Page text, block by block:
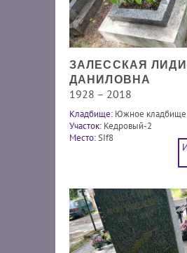
ЗАЛЕССКАЯ
ДАНИЛОВНА
1928 – 2018
Кладбище: Южное кладбище
Участок: Кедровый-2
Место:SIf8